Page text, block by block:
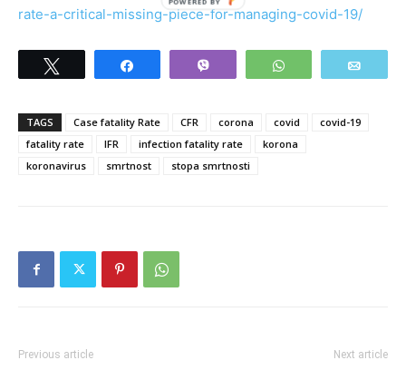
rate-a-critical-missing-piece-for-managing-covid-19/
WhatsApp
TAGS Case fatality Rate CFR corona covid
covid-19
fatality rate
IFR infection fatality rate
korona
koronavirus
smrtnost stopa smrtnosti
Previous article Next article